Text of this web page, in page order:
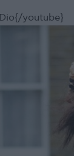
youtube}